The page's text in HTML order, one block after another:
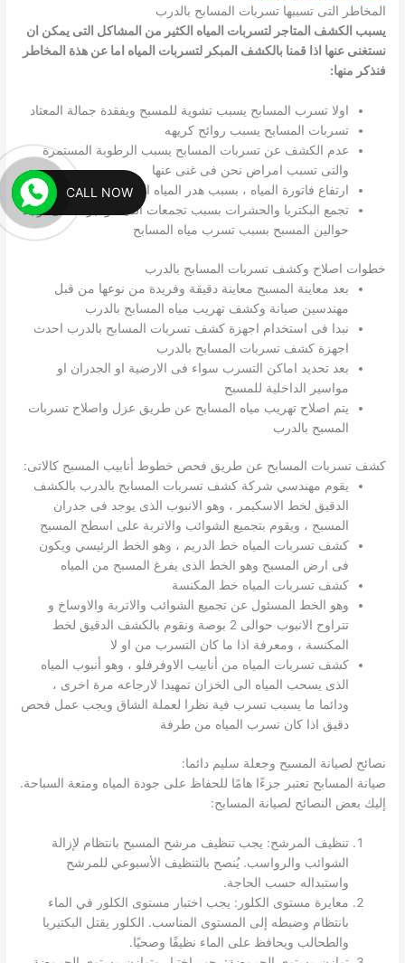
المخاطر التى تسببها تسربات المسابح بالدرب
يسبب الكشف المتاجر لتسربات المياه الكثير من المشاكل التى يمكن ان
نستغنى عنها اذا قمنا بالكشف المبكر لتسربات المياه اما عن هذة المخاطر
فنذكر منها:
اولا تسرب المسابح يسبب تشوية للمسبح ويفقدة جمالة المعتاد
تسربات المسابح يسبب روائح كريهه
عدم الكشف عن تسربات المسابح يسبب الرطوبة المستمرة
والتى تسبب امراض نحن فى غنى عنها
ارتفاع فاتورة المياه ، بسبب هدر المياه المستمر
تجمع البكتريا والحشرات بسبب تجمعات المياه والبرك التى توجد
حوالين المسبح بسبب تسرب مياه المسابح
خطوات اصلاح وكشف تسربات المسابح بالدرب
بعد معاينة المسبح معاينة دقيقة وفريدة من نوعها من قبل
مهندسين صيانة وكشف تهريب مياه المسابح بالدرب
نبدا فى استخدام اجهزة كشف تسربات المسابح بالدرب احدث
اجهزة كشف تسربات المسابح بالدرب
بعد تحديد اماكن التسرب سواء فى الارضية او الجدران او
مواسير الداخلية للمسبح
يتم اصلاح تهريب مياه المسابح عن طريق عزل واصلاح تسربات
المسبح بالدرب
كشف تسربات المسابح عن طريق فحص خطوط أنابيب المسبح كالاتى:
يقوم مهندسي شركة كشف تسربات المسابح بالدرب بالكشف
الدقيق لخط الاسكيمر ، وهو الانبوب الذى يوجد فى جدران
المسبح ، ويقوم بتجميع الشوائب والاتربة على اسطح المسبح
كشف تسربات المياه خط الدريم ، وهو الخط الرئيسي ويكون
فى ارض المسبح وهو الخط الذى يفرغ المسبح من المياه
كشف تسربات المياه خط المكنسة
وهو الخط المسئول عن تجميع الشوائب والاتربة والاوساخ و
تتراوح الانبوب حوالى 2 بوصة ونقوم بالكشف الدقيق لخط
المكنسة ، ومعرفة اذا ما كان التسرب من او لا
كشف تسربات المياه من أنابيب الاوفرفلو ، وهو أنبوب المياه
الذى يسحب المياه الى الخزان تمهيدا لارجاعه مرة اخرى ،
ودائما ما يسبب تسرب فية نظرا لعملة الشاق ويجب عمل فحص
دقيق اذا كان تسرب المياه من طرفة
نصائح لصيانة المسبح وجعلة سليم دائما:
صيانة المسابح تعتبر جزءًا هامًا للحفاظ على جودة المياه ومتعة السباحة.
إليك بعض النصائح لصيانة المسابح:
تنظيف المرشح: يجب تنظيف مرشح المسبح بانتظام لإزالة
الشوائب والرواسب. يُنصح بالتنظيف الأسبوعي للمرشح
واستبداله حسب الحاجة.
معايرة مستوى الكلور: يجب اختبار مستوى الكلور في الماء
بانتظام وضبطه إلى المستوى المناسب. الكلور يقتل البكتيريا
والطحالب ويحافظ على الماء نظيفًا وصحيًا.
CALL NOW